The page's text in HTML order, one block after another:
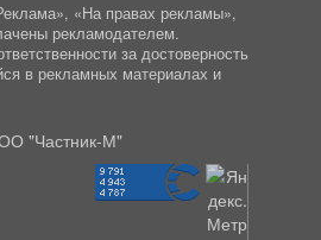
«На правах рекламы»,
рекламодателем.
за достоверность
в рекламных материалах и
"Частник-М"